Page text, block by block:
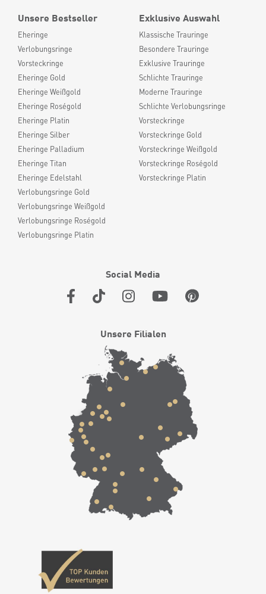
Unsere Bestseller
Eheringe
Verlobungsringe
Vorsteckringe
Eheringe Gold
Eheringe Weißgold
Eheringe Roségold
Eheringe Platin
Eheringe Silber
Eheringe Palladium
Eheringe Titan
Eheringe Edelstahl
Verlobungsringe Gold
Verlobungsringe Weißgold
Verlobungsringe Roségold
Verlobungsringe Platin
Exklusive Auswahl
Klassische Trauringe
Besondere Trauringe
Exklusive Trauringe
Schlichte Trauringe
Moderne Trauringe
Schlichte Verlobungsringe
Vorsteckringe
Vorsteckringe Gold
Vorsteckringe Weißgold
Vorsteckringe Roségold
Vorsteckringe Platin
Social Media
Unsere Filialen